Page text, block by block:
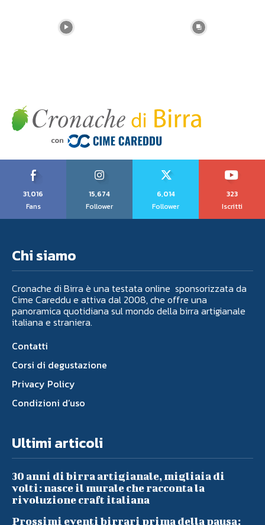
31,016
Fans
15,674
Follower
6,014
Follower
323
Iscritti
Chi siamo
Cronache di Birra è una testata online sponsorizzata da
Cime Careddu e attiva dal 2008, che offre una
panoramica quotidiana sul mondo della birra artigianale
italiana e straniera.
Contatti
Corsi di degustazione
Privacy Policy
Condizioni d’uso
Ultimi articoli
30 anni di birra artigianale, migliaia di
volti: nasce il murale che racconta la
rivoluzione craft italiana
Prossimi eventi birrari prima della pausa: